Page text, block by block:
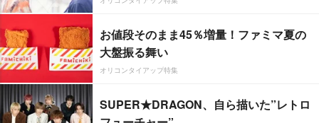
お値段そのまま45％増量！ファミマ夏の
大盤振る舞い
オリコンタイアップ特集
SUPER★DRAGON、自ら描いた”レトロ